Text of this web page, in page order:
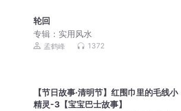
轮回
专辑： 实用风水
孟鹤峰 1372
【节日故事·清明节】红围巾里的毛线小
精灵-3【宝宝巴士故事】